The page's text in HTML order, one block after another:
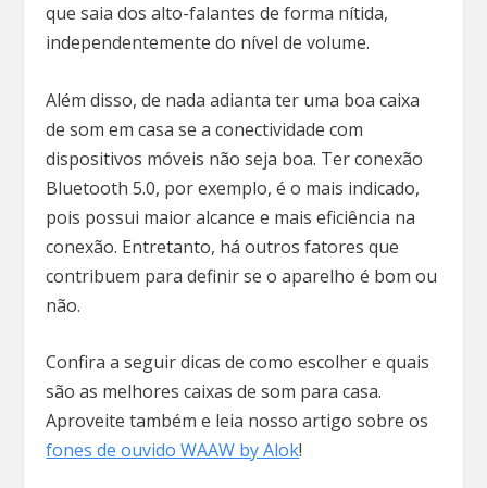
que saia dos alto-falantes de forma nítida,
independentemente do nível de volume.
Além disso, de nada adianta ter uma boa caixa
de som em casa se a conectividade com
dispositivos móveis não seja boa. Ter conexão
Bluetooth 5.0, por exemplo, é o mais indicado,
pois possui maior alcance e mais eficiência na
conexão. Entretanto, há outros fatores que
contribuem para definir se o aparelho é bom ou
não.
Confira a seguir dicas de como escolher e quais
são as melhores caixas de som para casa.
Aproveite também e leia nosso artigo sobre os
fones de ouvido WAAW by Alok!